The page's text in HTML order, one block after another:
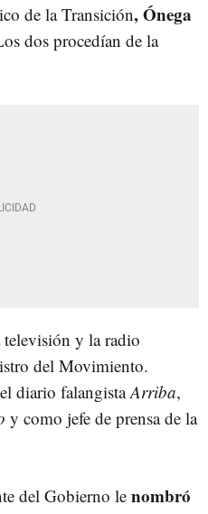
de la Transición, Ónega
dos procedían de la
y la radio
del Movimiento.
diario falangistaArriba,
y como jefe de prensa de la
del Gobierno le nombró